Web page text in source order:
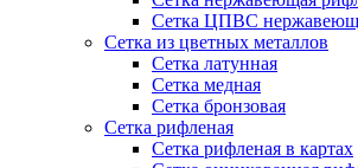
Сетка ЦПВС
Сетка из цветных металлов
Сетка латунная
Сетка медная
Сетка бронзовая
Сетка рифленая
Сетка рифленая в картах